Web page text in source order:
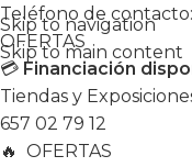
Skip to navigation
Skip to main content
Teléfono de contacto:
OFERTAS
💳 Financiación
Tiendas y
657 02 79 12
🔥 OFERTAS